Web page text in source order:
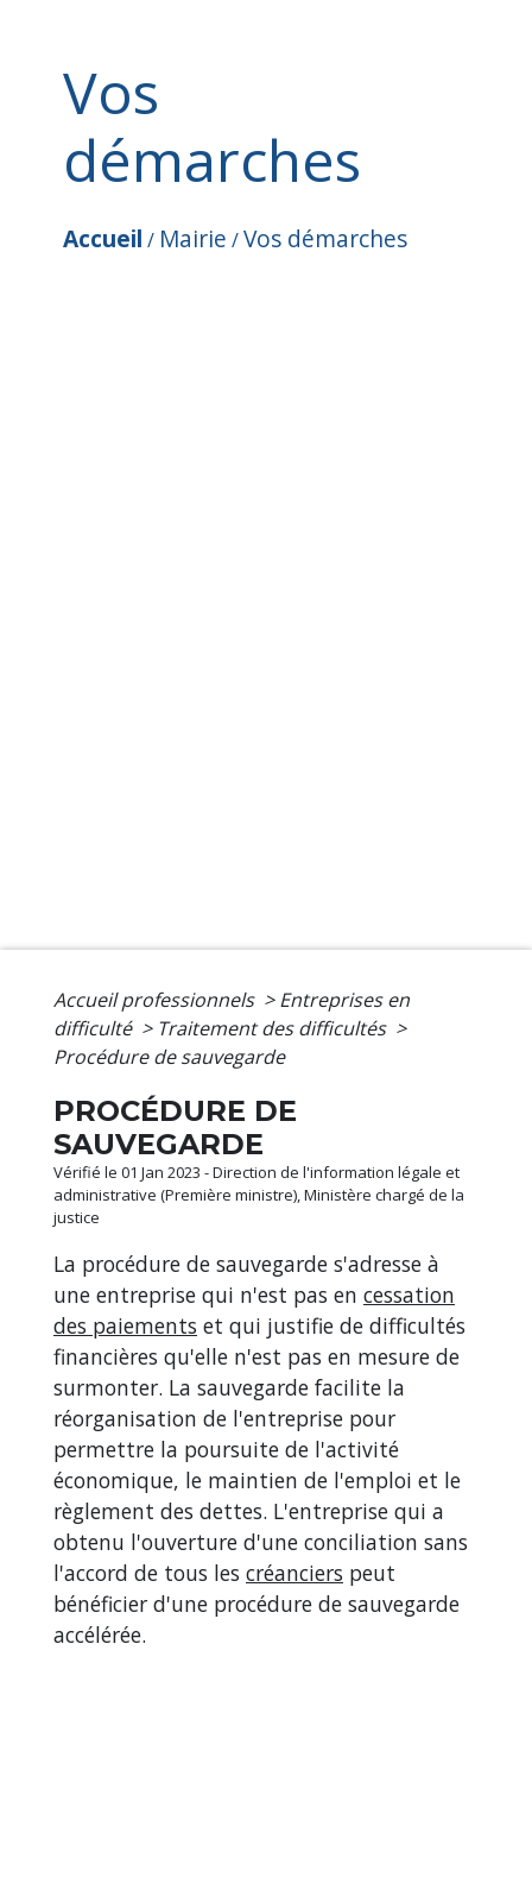
Vos
démarches
Accueil / Mairie /Vos démarches
Accueil professionnels > Entreprises en
difficulté > Traitement des difficultés >
Procédure de sauvegarde
PROCÉDURE DE
SAUVEGARDE
Vérifié le 01 Jan 2023 - Direction de l'information légale et
administrative (Première ministre), Ministère chargé de la
justice
La procédure de sauvegarde s'adresse à
une entreprise qui n'est pas en cessation
des paiements et qui justifie de difficultés
financières qu'elle n'est pas en mesure de
surmonter. La sauvegarde facilite la
réorganisation de l'entreprise pour
permettre la poursuite de l'activité
économique, le maintien de l'emploi et le
règlement des dettes. L'entreprise qui a
obtenu l'ouverture d'une conciliation sans
l'accord de tous les créanciers peut
bénéficier d'une procédure de sauvegarde
accélérée.